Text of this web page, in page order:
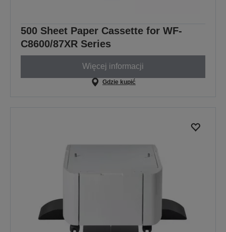
500 Sheet Paper Cassette for WF-
C8600/87XR Series
Więcej informacji
Gdzie kupić